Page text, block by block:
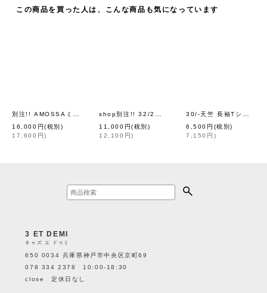
この商品を買った人は、こんな商品も気になっています
別注!! AMOSSAミラノリブ フレアスカート (BK:20) [Dot and Stripes
16,000 円(税別)
17,600 円)
shop別注!! 32/2強撚綿フリル衿長袖プルオーバー (BK)
11,000 円(税別)
12,100 円)
30/-天竺 長袖Tシャツ（6616:BK）
6,500 円 (税別)
7,150 円 )
3 ET DEMI
キャズ エ ドゥミ
650 0034 兵庫県神戸市中央区京町69
078 334 2378 10:00-18:30
close 定休日なし